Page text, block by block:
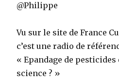
@Philippe
Vu sur le site de France
c’est une radio de
« Epandage de pesticides
science ? »